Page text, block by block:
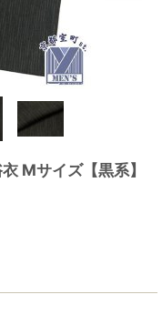
Mサイズ【黒系】